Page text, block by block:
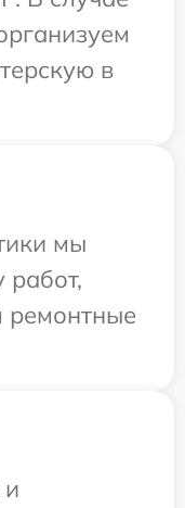
в
мы
работ,
ремонтные